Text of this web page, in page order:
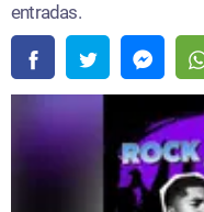
entradas.​